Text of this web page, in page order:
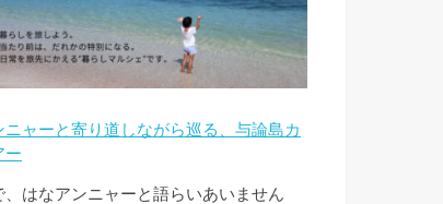
ニャーと寄り道しながら巡る、与論島カ
ー
、はなアンニャーと語らいあいません